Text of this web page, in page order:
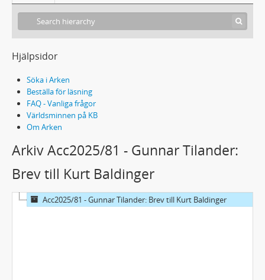
Hjälpsidor
Söka i Arken
Beställa för läsning
FAQ - Vanliga frågor
Världsminnen på KB
Om Arken
Arkiv Acc2025/81 - Gunnar Tilander:
Brev till Kurt Baldinger
Acc2025/81 - Gunnar Tilander: Brev till Kurt Baldinger